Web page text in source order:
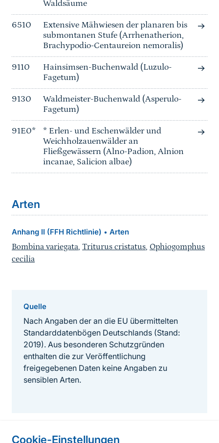
Cookie-Einstellungen
Waldsäume
6510
Extensive Mähwiesen der planaren bis
submontanen Stufe (Arrhenatherion,
Brachypodio-Centaureion nemoralis)
9110
Hainsimsen-Buchenwald (Luzulo-
Fagetum)
9130
Waldmeister-Buchenwald (Asperulo-
Fagetum)
91E0*
* Erlen- und Eschenwälder und
Weichholzauenwälder an
Fließgewässern (Alno-Padion, Alnion
incanae, Salicion albae)
Arten
Anhang II (FFH Richtlinie) • Arten
Bombina variegata, Triturus cristatus, Ophiogomphus
cecilia
Quelle
Nach Angaben der an die EU übermittelten
Standarddatenbögen Deutschlands (Stand:
2019). Aus besonderen Schutzgründen
enthalten die zur Veröffentlichung
freigegebenen Daten keine Angaben zu
sensiblen Arten.